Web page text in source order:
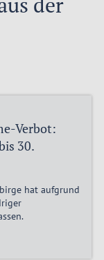
30.
hat aufgrund